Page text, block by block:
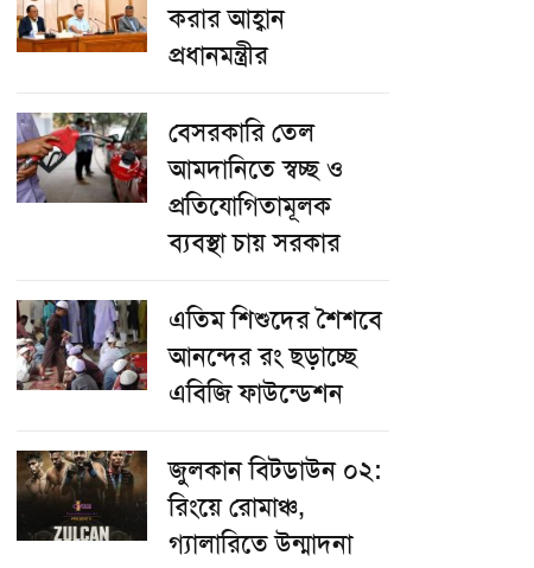
করার আহ্বান
প্রধানমন্ত্রীর
বেসরকারি তেল
আমদানিতে স্বচ্ছ ও
প্রতিযোগিতামূলক
ব্যবস্থা চায় সরকার
এতিম শিশুদের শৈশবে
আনন্দের রং ছড়াচ্ছে
এবিজি ফাউন্ডেশন
জুলকান বিটডাউন ০২:
রিংয়ে রোমাঞ্চ,
গ্যালারিতে উন্মাদনা